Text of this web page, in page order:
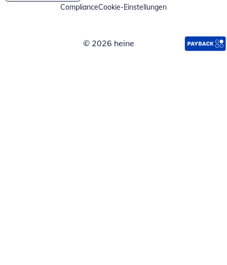
ComplianceCookie-Einstellungen
© 2026 heine